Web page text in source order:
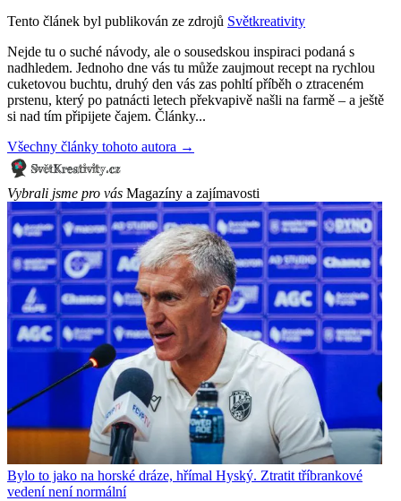
Tento článek byl publikován ze zdrojů Světkreativity
Nejde tu o suché návody, ale o sousedskou inspiraci podaná s
nadhledem. Jednoho dne vás tu může zaujmout recept na rychlou
cuketovou buchtu, druhý den vás zas pohltí příběh o ztraceném
prstenu, který po patnácti letech překvapivě našli na farmě – a ještě
si nad tím připijete čajem. Články...
Všechny články tohoto autora →
Vybrali jsme pro vás Magazíny a zajímavosti
Bylo to jako na horské dráze, hřímal Hyský. Ztratit tříbrankové
vedení není normální